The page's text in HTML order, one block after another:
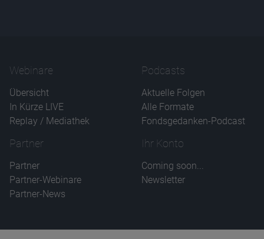
Webinare
Übersicht
In Kürze LIVE
Replay / Mediathek
Podcasts
Aktuelle Folgen
Alle Formate
Fondsgedanken-Podcast
Partner
Partner
Partner-Webinare
Partner-News
Ihr Konto
Coming soon...
Newsletter